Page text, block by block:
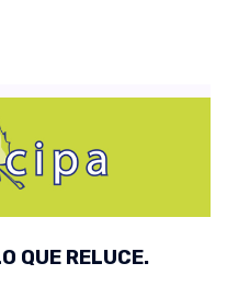
QUE RELUCE.